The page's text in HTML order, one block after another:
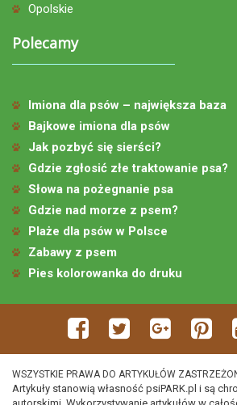
Opolskie
Polecamy
Imiona dla psów – największa baza
Bajkowe imiona dla psów
Jak pozbyć się sierści?
Gdzie zgłosić złe traktowanie psa?
Słowa na pożegnanie psa
Gdzie nad morze z psem?
Plaże dla psów w Polsce
Zabawy z psem
Pies kolorowanka do druku
WSZYSTKIE PRAWA DO ARTYKUŁÓW
Artykuły stanowią własność psiPARK.pl i są